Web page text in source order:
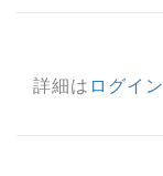
詳細は ログイン